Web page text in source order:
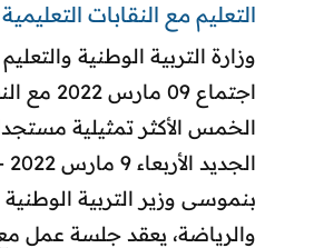
التعليم مع النقابات التعليمية
وزارة التربية الوطنية
اجتماع 09
الخمس الأكثر تمثيلية
بنموسى وزير التربية الوطنية
والرياضة، يعقد جلسة عمل مع